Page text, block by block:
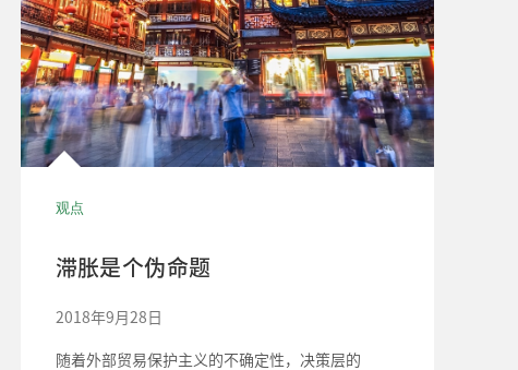
观点
滞胀是个伪命题
2018年9月28日
随着外部贸易保护主义的不确定性，决策层的